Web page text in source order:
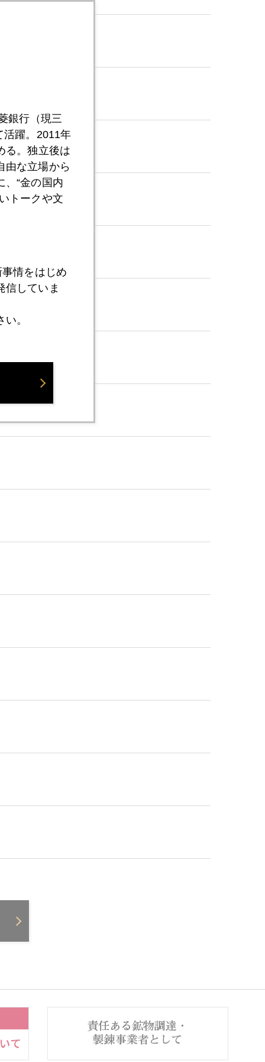
銀行（現三
活躍。2011年
る。独立後は
由な立場から
、“金の国内
トークや文
情をはじめ
信していま
。